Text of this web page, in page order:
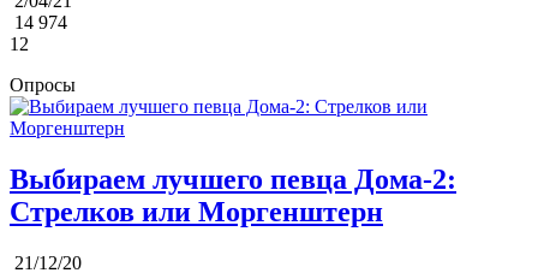
14 974
12
Опросы
Выбираем лучшего певца Дома-2:
Стрелков или Моргенштерн
21/12/20